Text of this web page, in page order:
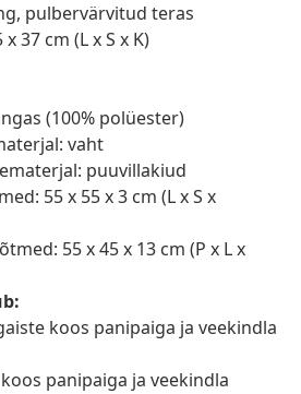
pulbervärvitud teras
37 cm (L x S x K)
(100% polüester)
vaht
puuvillakiud
55 x 55 x 3 cm (L x S x
55 x 45 x 13 cm (P x L x
koos panipaiga ja veekindla
panipaiga ja veekindla